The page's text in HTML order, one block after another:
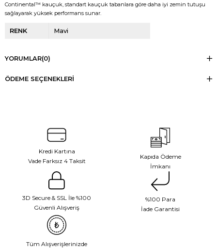
Continental™ kauçuk, standart kauçuk tabanlara göre daha iyi zemin tutuşu
sağlayarak yüksek performans sunar.
RENK Mavi
YORUMLAR(0)
ÖDEME SEÇENEKLERI
Kredi Kartına
Vade Farksız 4 Taksit
Kapıda Ödeme
İmkanı
3D Secure & SSL İle %100
Güvenli Alışveriş
%100 Para
İade Garantisi
Tüm Alışverişlerinizde